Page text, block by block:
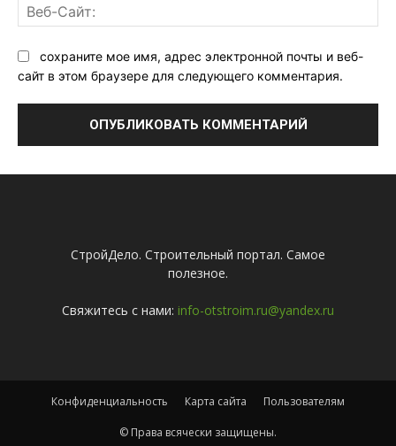
сохраните мое имя, адрес электронной почты и веб-
сайт в этом браузере для следующего комментария.
СтройДело. Строительный портал. Самое
полезное.
Свяжитесь с нами: info-otstroim.ru@yandex.ru
Конфиденциальность Карта сайта Пользователям
© Права всячески защищены.